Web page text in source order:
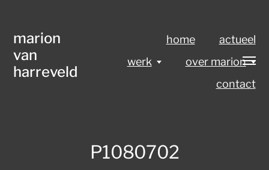
marion
van
harreveld
home
actueel
werk
over marion
contact
P1080702